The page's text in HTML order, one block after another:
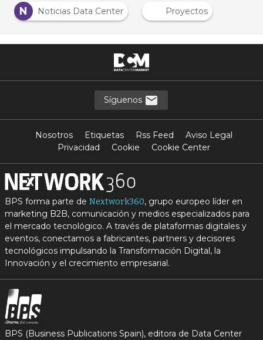
N
Noticias Data Center Proyectos
Síguenos
Nosotros Etiquetas Rss Feed
Aviso Legal
Privacidad
Cookie Cookie Center
BPS forma parte de Nextwork360, grupo europeo líder en
marketing B2B, comunicación y medios especializados para
el mercado tecnológico. A través de plataformas digitales y
eventos, conectamos a fabricantes, partners y decisores
tecnológicos impulsando la Transformación Digital, la
Innovación y el crecimiento empresarial.
BPS (Business Publications Spain), editora de Data Center